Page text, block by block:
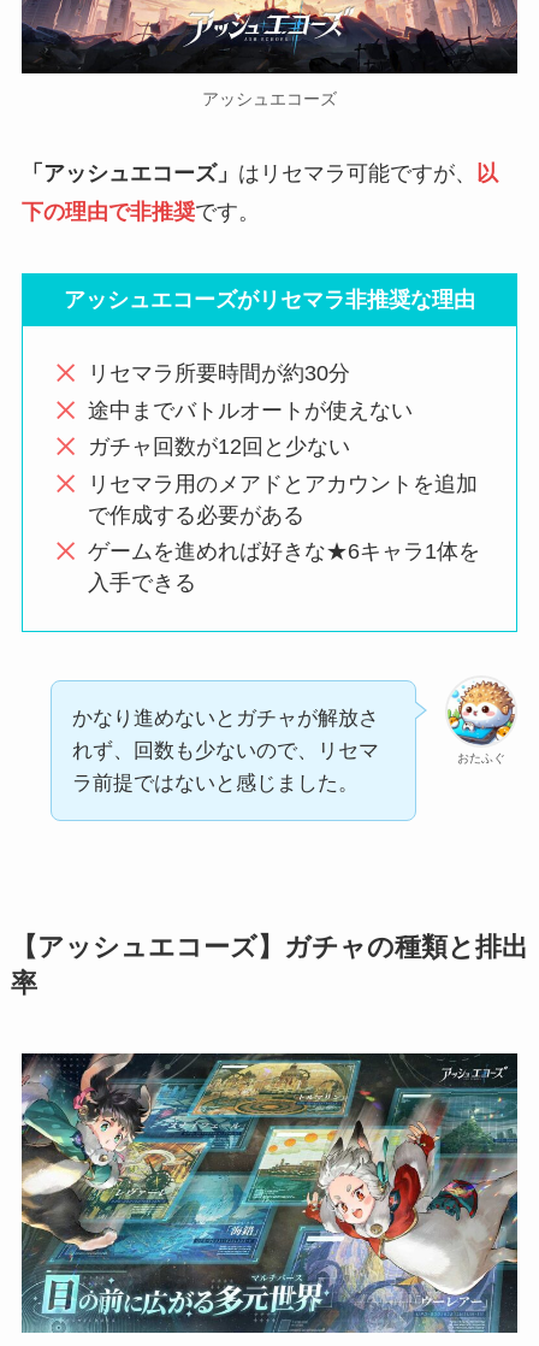
アッシュエコーズ
「アッシュエコーズ」 はリセマラ可能ですが、
以
下の理由で非推奨です。
アッシュエコーズがリセマラ非推奨な理由
リセマラ所要時間が約30分
途中までバトルオートが使えない
ガチャ回数が12回と少ない
リセマラ用のメアドとアカウントを追加
で作成する必要がある
ゲームを進めれば好きな★6キャラ1体を
入手できる
おたふぐ
かなり進めないとガチャが解放さ
れず、回数も少ないので、リセマ
ラ前提ではないと感じました。
【 アッシュエコーズ】ガチャの種類と排出
率